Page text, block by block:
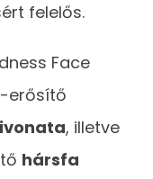
felelős.
Face
erősítő
, illetve
hársfa